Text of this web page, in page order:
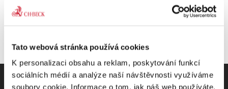
Tato webová stránka používá cookies
K personalizaci obsahu a reklam, poskytování funkcí
sociálních médií a analýze naší návštěvnosti využíváme
soubory cookie. Informace o tom, jak náš web používáte,